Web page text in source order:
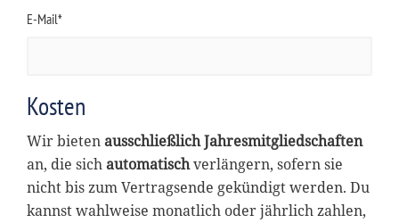
E-Mail*
Kosten
Wir bietenausschließlich Jahresmitgliedschaften
an, die sichautomatischverlängern, sofern sie
nicht bis zum Vertragsende gekündigt werden. Du
kannst wahlweise monatlich oder jährlich zahlen,